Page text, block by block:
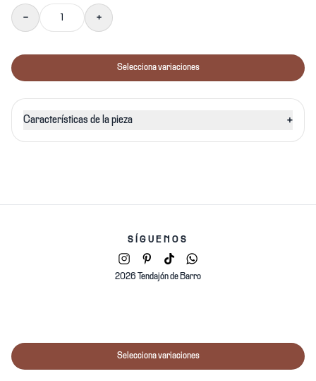
− +
Selecciona variaciones
Selecciona variaciones
Características de la pieza +
SÍGUENOS
2026 Tendajón de Barro